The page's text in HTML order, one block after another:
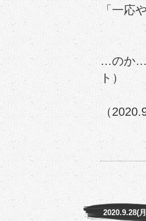
「一応
…のか…
ト）
（
2020.9.28(